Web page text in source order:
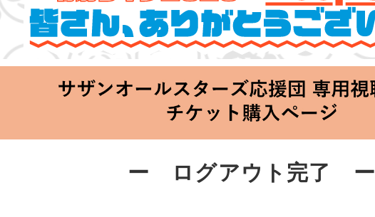
サザンオールスターズ 特別ライブ 2020
「Keep Smilin’～皆さん、ありがとうございます!!～」
2020.06.25 Thu 20:00 Start at 横浜アリーナ
ー ログアウト完了 ー